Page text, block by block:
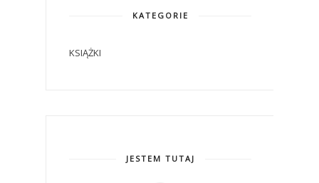
KATEGORIE
KSIĄŻKI
JESTEM TUTAJ